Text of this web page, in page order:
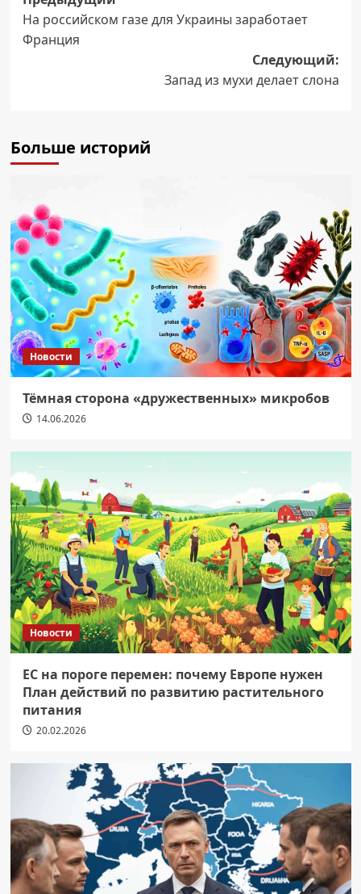
записи
На российском газе для Украины заработает
Франция
Следующий:
Запад из мухи делает слона
Больше историй
Новости
Тёмная сторона «дружественных» микробов
14.06.2026
Новости
ЕС на пороге перемен: почему Европе нужен
План действий по развитию растительного
питания
20.02.2026